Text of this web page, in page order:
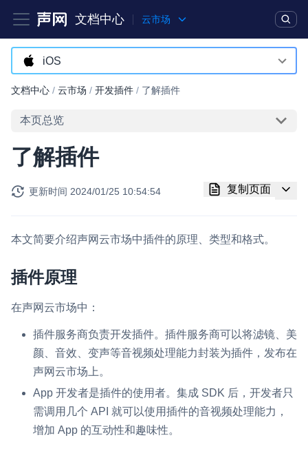
文档中心 云市场
产品
突破传统文字交互模式，与 AI 进行高拟真、自然流畅的实时语
音对话
扩展性和更优秀的互动效果
一整套低延时、高并发、可扩展、高可靠的实时消息及状态同步
即时通讯 IM
一整套高可靠、低时延、高并发、安全、全球化的即时聊天云服
务。
融合 CDN 直播
对接国内外多家 CDN 供应商，提供一个整体播放体验最佳的
iOS
Android
iOS
macOS
Web
Windows
文档中心 / 云市场 / 开发插件 / 了解插件
本页总览
了解插件
更新时间 2024/01/25 10:54:54 复制页面
本文简要介绍声网云市场中插件的原理、类型和格式。
插件原理
在声网云市场中：
插件服务商负责开发插件。插件服务商可以将滤镜、美
颜、音效、变声等音视频处理能力封装为插件，发布在
声网云市场上。
App 开发者是插件的使用者。集成 SDK 后，开发者只
需调用几个 API 就可以使用插件的音视频处理能力，
增加 App 的互动性和趣味性。